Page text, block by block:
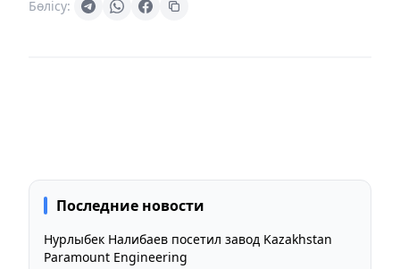
Бөлісу:
Последние новости
Нурлыбек Налибаев посетил завод Kazakhstan
Paramount Engineering